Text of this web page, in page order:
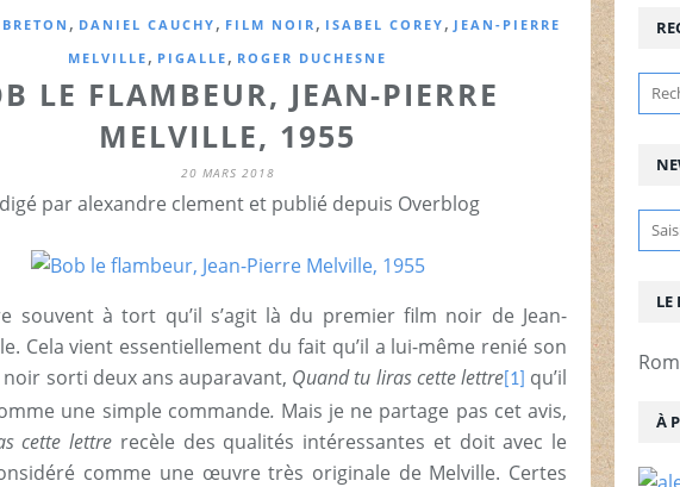
, DANIEL CAUCHY , FILM NOIR , ISABEL COREY , JEAN-PIERRE
MELVILLE , PIGALLE , ROGER DUCHESNE
LE FLAMBEUR, JEAN-PIERRE
MELVILLE, 1955
20 MARS 2018
par alexandre clement et publié depuis Overblog
souvent à tort qu’il s’agit là du premier film noir de Jean-
Cela vient essentiellement du fait qu’il a lui-même renié son
sorti deux ans auparavant, Quand tu liras cette lettre[1]
qu’il
une simple commande. Mais je ne partage pas cet avis,
cette lettre recèle des qualités intéressantes et doit avec le
comme une œuvre très originale de Melville. Certes
LE
À